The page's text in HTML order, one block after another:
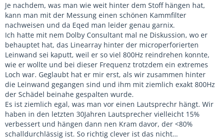
Je nachdem, was man wie weit hinter dem Stoff hängen hat,
kann man mit der Messung einen schönen Kammfilter
nachweisen und da Eqed man leider genau garnix.
Ich hatte mit nem Dolby Consultant mal ne Diskussion, wo er
behauptet hat, das Linearray hinter der microperforierten
Leinwand sei kaputt, weil er so viel 800Hz reindrehen konnte,
wie er wollte und bei dieser Frequenz trotzdem ein extremes
Loch war. Geglaubt hat er mir erst, als wir zusammen hinter
die Leinwand gegangen sind und ihm mit ziemlich exakt 800Hz
der Schädel beinahe gespalten wurde.
Es ist ziemlich egal, was man vor einen Lautsprechr hängt. Wir
haben in den letzten 30Jahren Lautsprecher vielleicht 15%
verbessert und hängen dann nen Kram davor, der <80%
schalldurchlässig ist. So richtig clever ist das nicht…